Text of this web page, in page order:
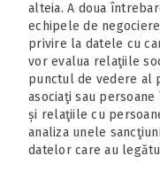
alteia. A doua
echipele de
privire la datele cu
vor evalua relaţiile
punctul de vedere al
asociaţi sau
și relaţiile cu
analiza unele
datelor care au